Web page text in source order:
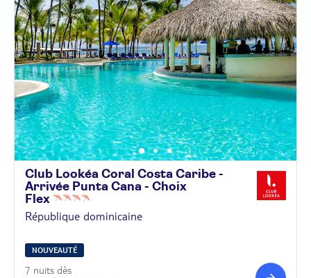
Club Lookéa Coral Costa Caribe -
Arrivée Punta Cana - Choix
Flex
République dominicaine
NOUVEAUTÉ
7 nuits dès